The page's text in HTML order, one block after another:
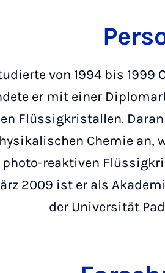
von 1994 bis 1999
er mit einer
Flüssigkristallen.
Chemie an,
photo-reaktiven
2009 ist er als
der Universität